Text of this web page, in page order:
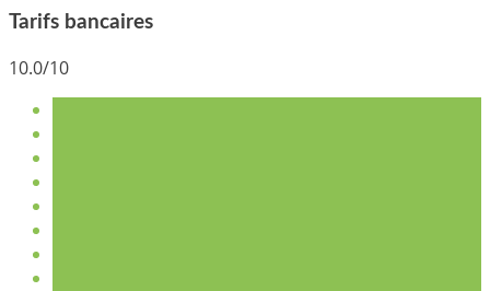
Tarifs bancaires
10.0/10